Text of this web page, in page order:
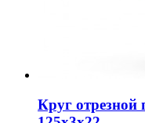
Круг отрезной